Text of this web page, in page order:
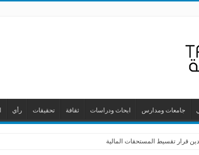
جامعات ومدارس ابحاث ودراسات ثقافة تحقيقات رأي
قرار تقسيط المستحقات المالية